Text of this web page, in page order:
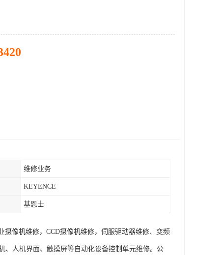
维修业务
KEYENCE
基恩士
像机维修，CCD摄像机维修，伺服驱动器维修、变频
、人机界面、触摸屏等自动化设备控制单元维修。公